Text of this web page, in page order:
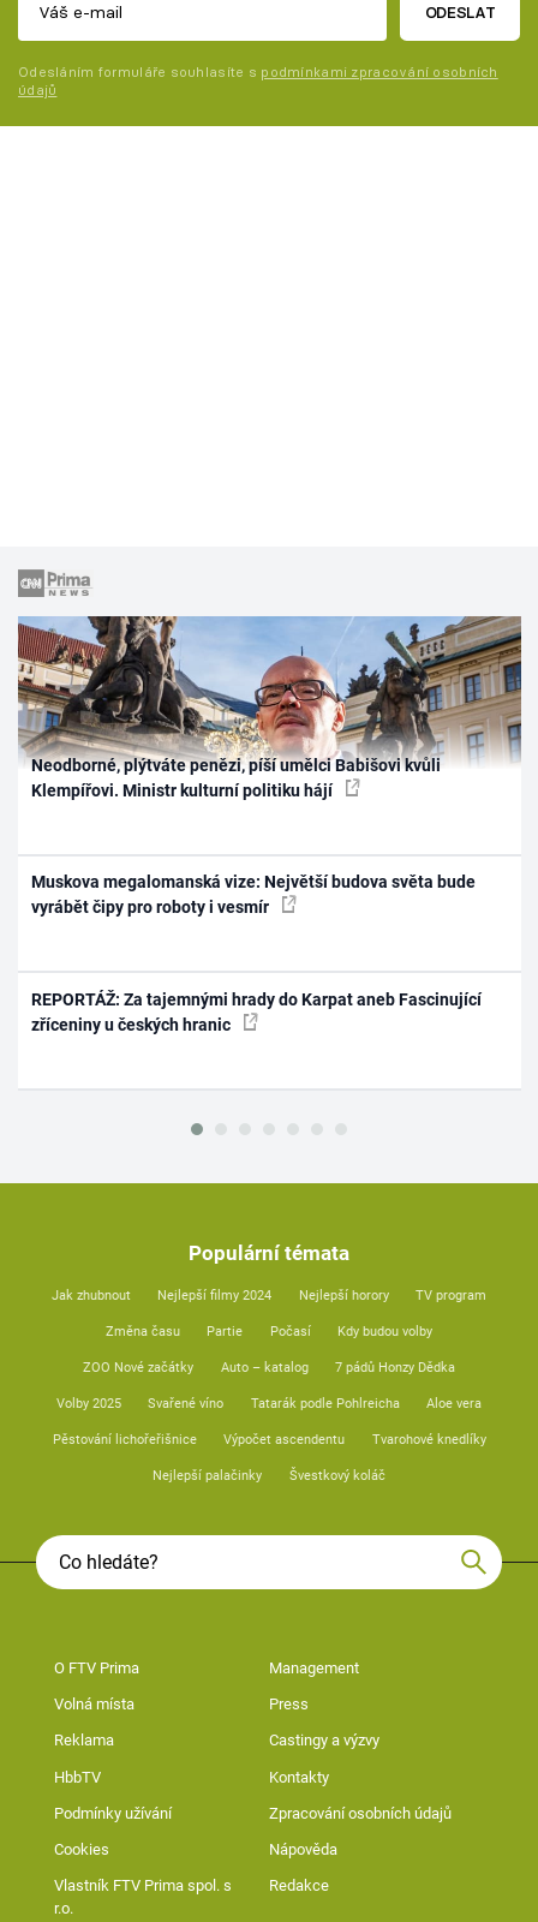
ODESLAT
Odesláním formuláře souhlasíte s podmínkami zpracování osobních
údajů
Neodborné, plýtváte penězi, píší umělci Babišovi kvůli
Klempířovi. Ministr kulturní politiku hájí
Muskova megalomanská vize: Největší budova světa bude
vyrábět čipy pro roboty i vesmír
REPORTÁŽ: Za tajemnými hrady do Karpat aneb Fascinující
zříceniny u českých hranic
Populární témata
Jak zhubnout Nejlepší filmy 2024 Nejlepší horory TV program
Změna času Partie Počasí Kdy budou volby
ZOO Nové začátky Auto – katalog 7 pádů Honzy Dědka
Volby 2025 Svařené víno Tatarák podle Pohlreicha Aloe vera
Pěstování lichořeřišnice Výpočet ascendentu Tvarohové knedlíky
Nejlepší palačinky Švestkový koláč
O FTV Prima Management
Volná místa Press
Reklama Castingy a výzvy
HbbTV Kontakty
Podmínky užívání Zpracování osobních údajů
Cookies Nápověda
Vlastník FTV Prima spol. s
r.o.
Redakce